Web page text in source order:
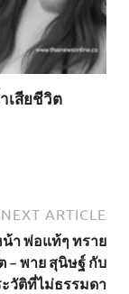
เสียชีวิต
NEXT ARTICLE
า พ่อแท้ๆ ทราย
– พาย สุนิษฐ์ กับ
วัติที่ไม่ธรรมดา